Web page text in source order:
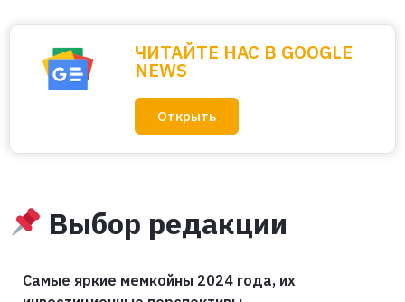
ЧИТАЙТЕ НАС В GOOGLE
NEWS
Открыть
Выбор редакции
Самые яркие мемкойны 2024 года, их